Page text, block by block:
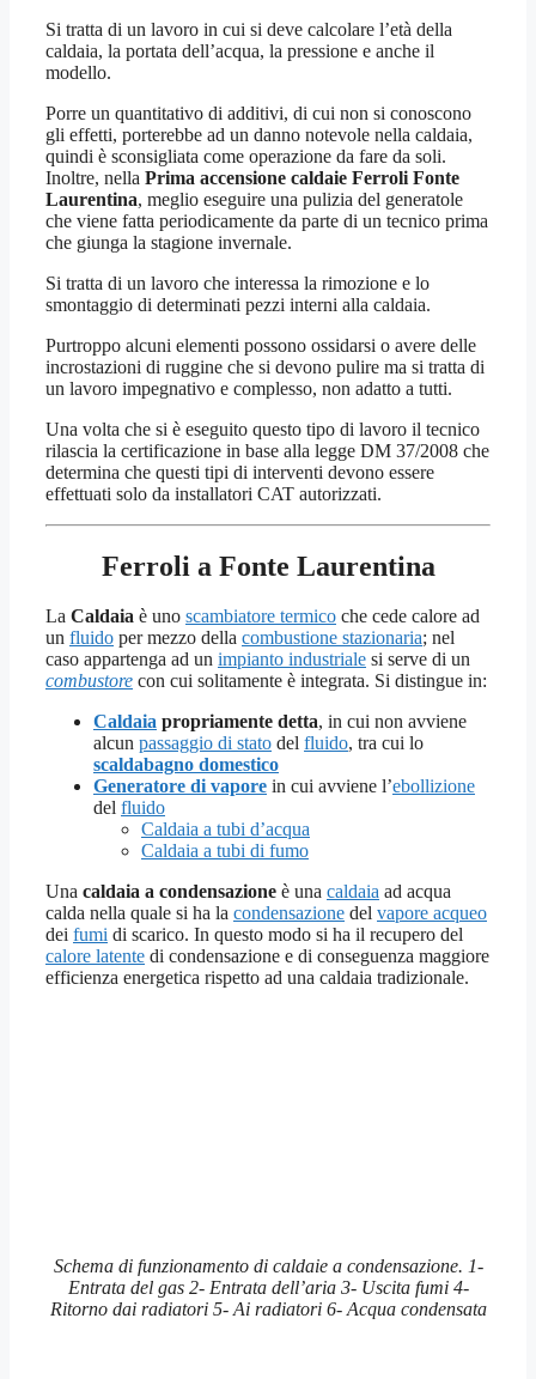
Si tratta di un lavoro in cui si deve calcolare l’età della
caldaia, la portata dell’acqua, la pressione e anche il
modello.
Porre un quantitativo di additivi, di cui non si conoscono
gli effetti, porterebbe ad un danno notevole nella caldaia,
quindi è sconsigliata come operazione da fare da soli.
Inoltre, nella Prima accensione caldaie Ferroli Fonte
Laurentina, meglio eseguire una pulizia del generatole
che viene fatta periodicamente da parte di un tecnico prima
che giunga la stagione invernale.
Si tratta di un lavoro che interessa la rimozione e lo
smontaggio di determinati pezzi interni alla caldaia.
Purtroppo alcuni elementi possono ossidarsi o avere delle
incrostazioni di ruggine che si devono pulire ma si tratta di
un lavoro impegnativo e complesso, non adatto a tutti.
Una volta che si è eseguito questo tipo di lavoro il tecnico
rilascia la certificazione in base alla legge DM 37/2008 che
determina che questi tipi di interventi devono essere
effettuati solo da installatori CAT autorizzati.
Ferroli a Fonte Laurentina
La Caldaia è uno scambiatore termico che cede calore ad
un fluido per mezzo della combustione stazionaria; nel
caso appartenga ad un impianto industriale si serve di un
combustore con cui solitamente è integrata. Si distingue in:
Caldaia propriamente detta, in cui non avviene
alcun passaggio di stato del fluido, tra cui lo
scaldabagno domestico
Generatore di vapore in cui avviene l’ebollizione
del fluido
Caldaia a tubi d’acqua
Caldaia a tubi di fumo
Una caldaia a condensazione è una caldaia ad acqua
calda nella quale si ha la condensazione del vapore acqueo
dei fumi di scarico. In questo modo si ha il recupero del
calore latente di condensazione e di conseguenza maggiore
efficienza energetica rispetto ad una caldaia tradizionale.
Schema di funzionamento di caldaie a condensazione. 1-
Entrata del gas 2- Entrata dell’aria 3- Uscita fumi 4-
Ritorno dai radiatori 5- Ai radiatori 6- Acqua condensata